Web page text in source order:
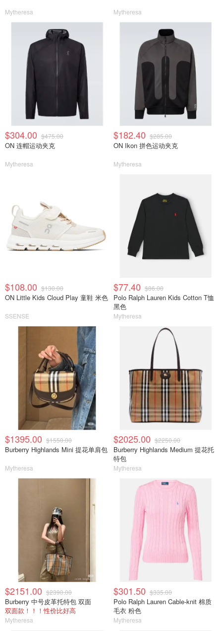
Mytheresa Mytheresa
$304.00 $475.00
ON 连帽运动夹克
Mytheresa
$182.40 $285.00
ON Ikon 拼色运动夹克
Mytheresa
$108.00 $130.00
ON Little Kids Cloud Play 童鞋 米色
SSENSE
$77.40 $86.00
Polo Ralph Lauren Kids Cotton T恤
黑色
Mytheresa
$1395.00 $1550.00
Burberry Highlands Mini 提花单肩包
Mytheresa
$2025.00 $2250.00
Burberry Highlands Medium 提花托
特包
Mytheresa
$2151.00 $2390.00
Burberry 中号皮革托特包 双面
双面款！！！性价比好高
Mytheresa
$301.50 $335.00
Polo Ralph Lauren Cable-knit 棉质
毛衣 粉色
Mytheresa